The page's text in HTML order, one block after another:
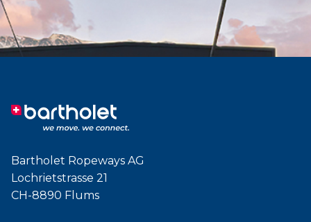
Bartholet Ropeways AG
Lochrietstrasse 21
CH-8890 Flums